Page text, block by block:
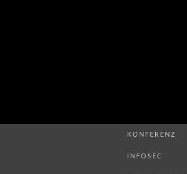
KONFERENZ
INFOSEC